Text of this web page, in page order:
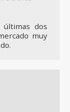
dos
muy